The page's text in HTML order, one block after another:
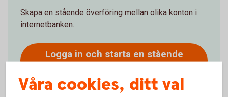
Skapa en stående överföring mellan olika konton i
internetbanken.
Logga in och starta en stående
Våra cookies, ditt val